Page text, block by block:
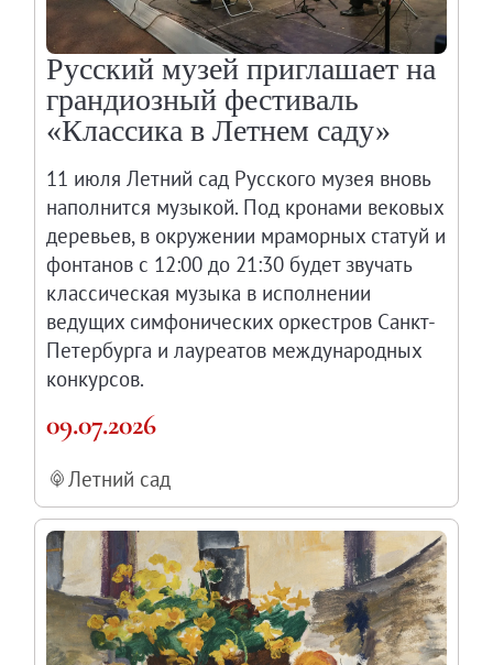
Русский музей приглашает на
грандиозный фестиваль
«Классика в Летнем саду»
11 июля Летний сад Русского музея вновь
наполнится музыкой. Под кронами вековых
деревьев, в окружении мраморных статуй и
фонтанов с 12:00 до 21:30 будет звучать
классическая музыка в исполнении
ведущих симфонических оркестров Санкт-
Петербурга и лауреатов международных
конкурсов.
09.07.2026
Летний сад